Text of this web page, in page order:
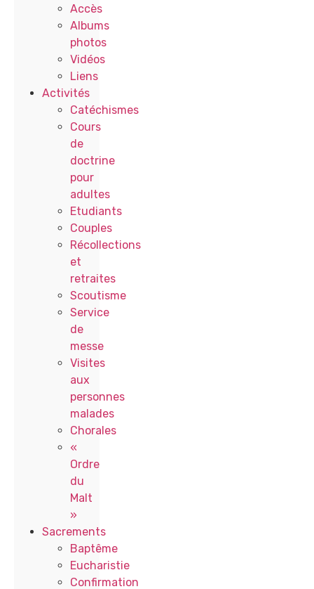
Accès
Albums
photos
Vidéos
Liens
Activités
Catéchismes
Cours
de
doctrine
pour
adultes
Etudiants
Couples
Récollections
et
retraites
Scoutisme
Service
de
messe
Visites
aux
personnes
malades
Chorales
«
Ordre
du
Malt
»
Sacrements
Baptême
Eucharistie
Confirmation